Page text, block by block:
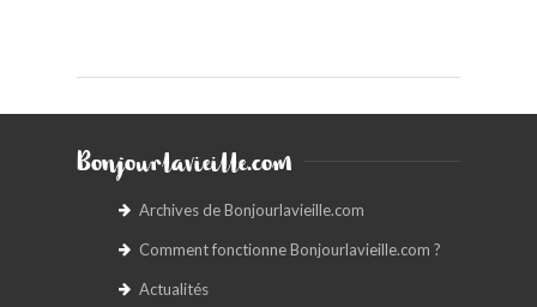
Bonjourlavieille.com
Archives de Bonjourlavieille.com
Comment fonctionne Bonjourlavieille.com ?
Actualités